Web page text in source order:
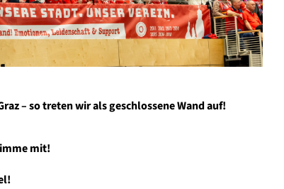
– so treten wir als geschlossene Wand auf!
mit!